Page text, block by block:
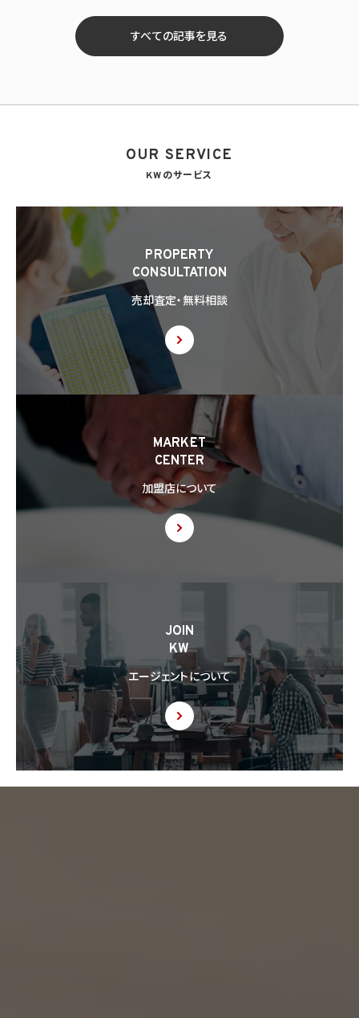
すべての記事を見る
OUR SERVICE
KWのサービス
PROPERTY
CONSULTATION
売却査定・無料相談
MARKET
CENTER
加盟店について
JOIN
KW
エージェントについて